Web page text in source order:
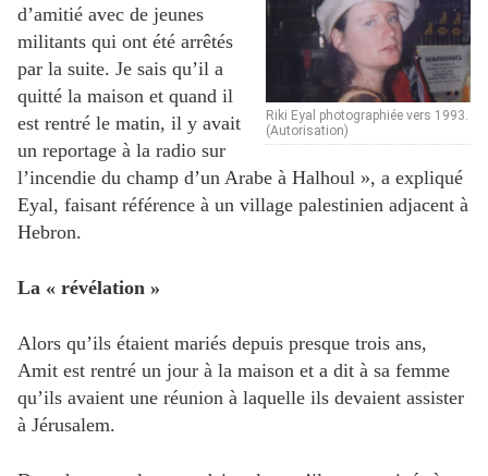
Riki Eyal photographiée vers 1993.
(Autorisation)
d’amitié avec de jeunes
militants qui ont été arrêtés
par la suite. Je sais qu’il a
quitté la maison et quand il
est rentré le matin, il y avait
un reportage à la radio sur
l’incendie du champ d’un Arabe à Halhoul », a expliqué
Eyal, faisant référence à un village palestinien adjacent à
Hebron.
La « révélation »
Alors qu’ils étaient mariés depuis presque trois ans,
Amit est rentré un jour à la maison et a dit à sa femme
qu’ils avaient une réunion à laquelle ils devaient assister
à Jérusalem.